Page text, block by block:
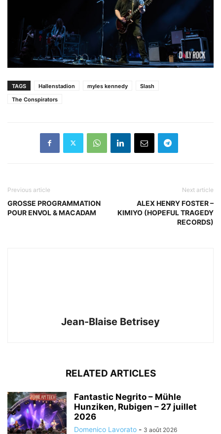
TAGS Hallenstadion myles kennedy
Slash
The Conspirators
Previous article
GROSSE PROGRAMMATION
POUR ENVOL & MACADAM
Next article
ALEX HENRY FOSTER –
KIMIYO (HOPEFUL TRAGEDY
RECORDS)
Jean-Blaise Betrisey
RELATED ARTICLES
Fantastic Negrito – Mühle
Hunziken, Rubigen – 27 juillet
2026
Domenico Lavorato - 3 août 2026